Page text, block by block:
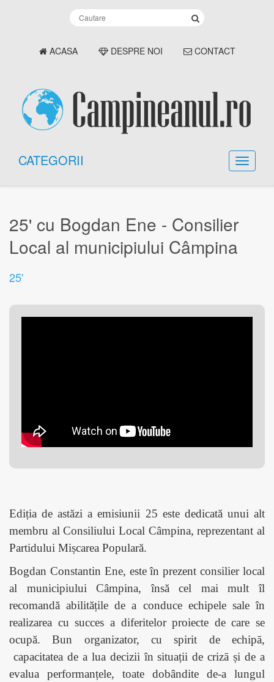
ACASA DESPRE NOI CONTACT
CATEGORII
25' cu Bogdan Ene - Consilier
Local al municipiului Câmpina
25'
Ediția de astăzi a emisiunii 25 este dedicată unui alt
membru al Consiliului Local Câmpina, reprezentant al
Partidului Mișcarea Populară.
Bogdan Constantin Ene, este în prezent consilier local
al municipiului Câmpina, însă cel mai mult îl
recomandă abilitățile de a conduce echipele sale în
realizarea cu succes a diferitelor proiecte de care se
ocupă. Bun organizator, cu spirit de echipā,
capacitatea de a lua decizii în situații de crizā și de a
evalua performanțele, toate dobândite de-a lungul